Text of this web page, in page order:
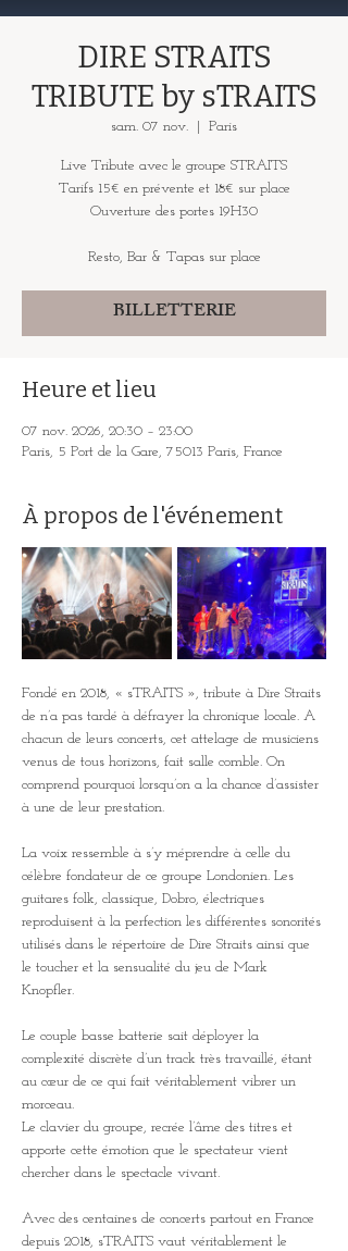
DIRE STRAITS
TRIBUTE by sTRAITS
sam. 07 nov. Paris
Live Tribute avec le groupe STRAITS
Tarifs 15€ en prévente et 18€ sur place
Ouverture des portes 19H30
Resto, Bar & Tapas sur place
BILLETTERIE
Heure et lieu
07 nov. 2026, 20:30 – 23:00
Paris, 5 Port de la Gare, 75013 Paris, France
À propos de l'événement
Fondé en 2018, « sTRAITS », tribute à Dire Straits
de n’a pas tardé à défrayer la chronique locale. A
chacun de leurs concerts, cet attelage de musiciens
venus de tous horizons, fait salle comble. On
comprend pourquoi lorsqu’on a la chance d’assister
à une de leur prestation.
La voix ressemble à s’y méprendre à celle du
célèbre fondateur de ce groupe Londonien. Les
guitares folk, classique, Dobro, électriques
reproduisent à la perfection les différentes sonorités
utilisés dans le répertoire de Dire Straits ainsi que
le toucher et la sensualité du jeu de Mark
Knopfler.
Le couple basse batterie sait déployer la
complexité discrète d’un track très travaillé, étant
au cœur de ce qui fait véritablement vibrer un
morceau.
Le clavier du groupe, recrée l’âme des titres et
apporte cette émotion que le spectateur vient
chercher dans le spectacle vivant.
Avec des centaines de concerts partout en France
depuis 2018, sTRAITS vaut véritablement le